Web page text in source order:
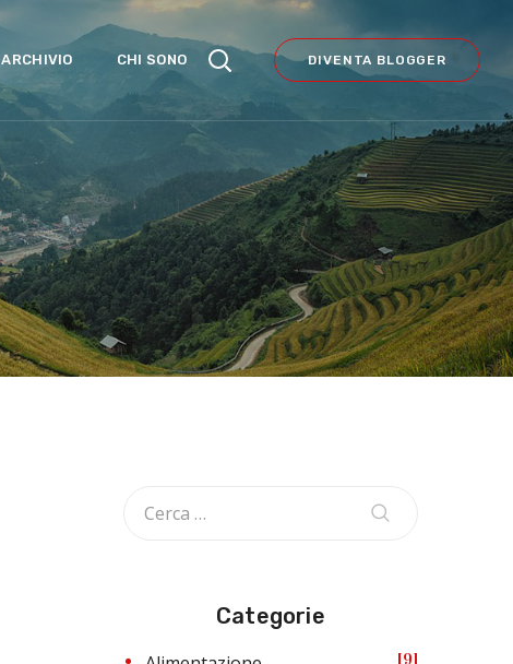
ARCHIVIO CHI SONO DIVENTA BLOGGER
Categorie
9